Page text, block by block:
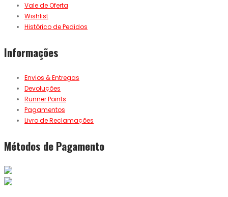
Vale de Oferta
Wishlist
Histórico de Pedidos
Informações
Envios & Entregas
Devoluções
Runner Points
Pagamentos
Livro de Reclamações
Métodos de Pagamento